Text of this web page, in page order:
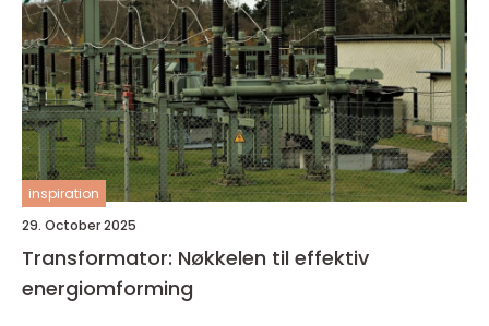
inspiration
29. October 2025
Transformator: Nøkkelen til effektiv
energiomforming